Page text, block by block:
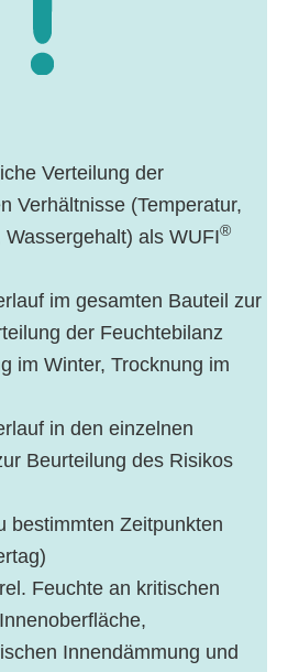
Verteilung der
Verhältnisse (Temperatur,
als WUFI®
im gesamten Bauteil zur
der Feuchtebilanz
im Winter, Trocknung im
in den einzelnen
Beurteilung des Risikos
bestimmten Zeitpunkten
Feuchte an kritischen
Innendämmung und